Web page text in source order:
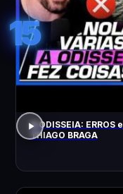
15
A ODISSEIA:
THIAGO BRAGA